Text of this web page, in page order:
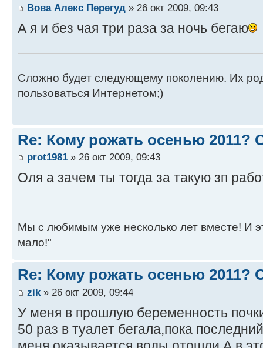
Вова Алекс Перегуд » 26 окт 2009, 09:43
А я и без чая три раза за ночь бегаю
Сложно будет следующему поколению. Их
пользоваться Интернетом;)
Re: Кому рожать осенью 2011?
prot1981 » 26 окт 2009, 09:43
Оля а зачем ты тогда за такую зп
Мы с любимым уже несколько лет вместе! И
мало!"
Re: Кому рожать осенью 2011?
zik » 26 окт 2009, 09:44
У меня в прошлую беременность
50 раз в туалет бегала,пока